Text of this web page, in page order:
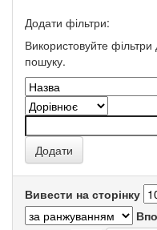
Додати фільтри:
Використовуйте фільтри
пошуку.
Вивести на сторінку